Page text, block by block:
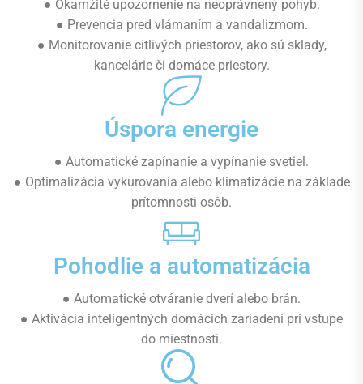
● Okamžité upozornenie na neoprávnený pohyb.
● Prevencia pred vlámaním a vandalizmom.
● Monitorovanie citlivých priestorov, ako sú sklady,
kancelárie či domáce priestory.
Úspora energie
● Automatické zapínanie a vypínanie svetiel.
● Optimalizácia vykurovania alebo klimatizácie na základe
prítomnosti osôb.
Pohodlie a automatizácia
● Automatické otváranie dverí alebo brán.
● Aktivácia inteligentných domácich zariadení pri vstupe
do miestnosti.